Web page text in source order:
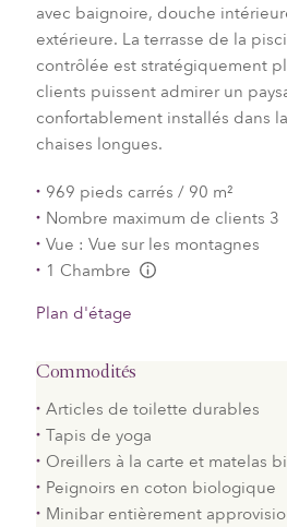
avec baignoire, douche
extérieure. La terrasse de la
contrôlée est stratégiquement
clients puissent admirer un
confortablement installés dans
chaises longues.
969 pieds carrés / 90 m²
Nombre maximum de clients 3
Vue : Vue sur les montagnes
1 Chambre
Plan d'étage
Commodités
Articles de toilette durables
Tapis de yoga
Oreillers à la carte et matelas
Peignoirs en coton biologique
Minibar entièrement